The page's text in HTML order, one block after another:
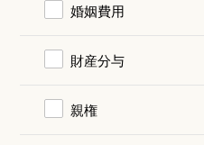
婚姻費用
財産分与
親権